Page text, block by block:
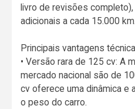
livro de revisões
adicionais a cada 15.000 km.
Principais vantagens
• Versão rara de 125 cv: A
mercado nacional são de
cv oferece uma dinâmica e
o peso do carro.